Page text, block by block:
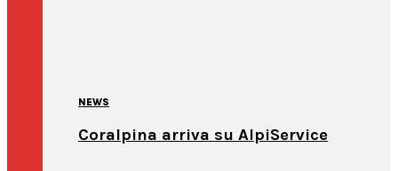
NEWS
Coralpina arriva su AlpiService